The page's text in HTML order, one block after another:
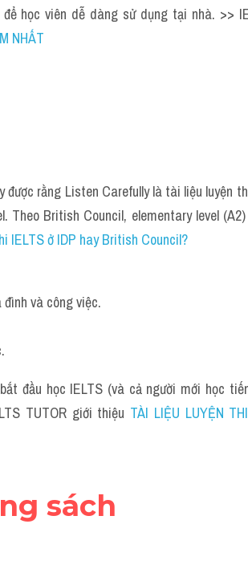
NHẤT
rằng Listen Carefully là tài liệu luyện
Theo British Council, elementary level
IELTS ở IDP hay British Council?
và công việc.
đầu học IELTS (và cả người mới học
TUTOR giới thiệu TÀI LIỆU LUYỆN
sách